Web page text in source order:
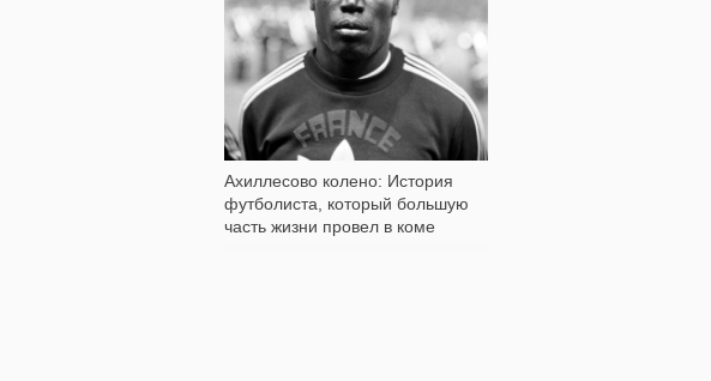
Ахиллесово колено: История
футболиста, который большую
часть жизни провел в коме
48 529